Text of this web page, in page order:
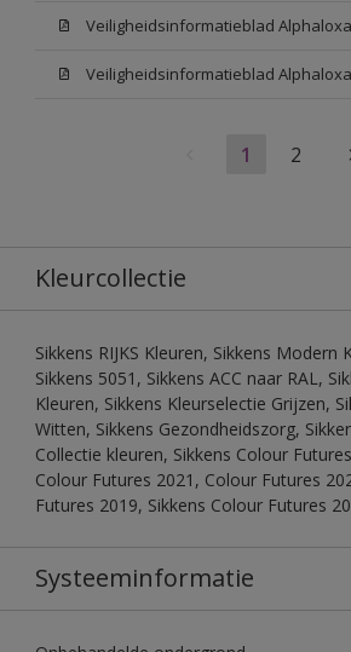
1 2
Kleurcollectie
Sikkens RIJKS Kleuren, Sikkens Modern
Sikkens 5051, Sikkens ACC naar RAL,
Kleuren, Sikkens Kleurselectie Grijzen,
Witten, Sikkens Gezondheidszorg,
Collectie kleuren, Sikkens Colour
Colour Futures 2021, Colour Futures
Futures 2019, Sikkens Colour Futures
Systeeminformatie